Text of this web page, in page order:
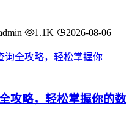
1.1K 2026-08-06
攻略，轻松掌握你的数